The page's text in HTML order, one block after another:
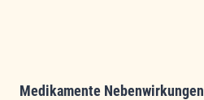
Medikamente Nebenwirkungen